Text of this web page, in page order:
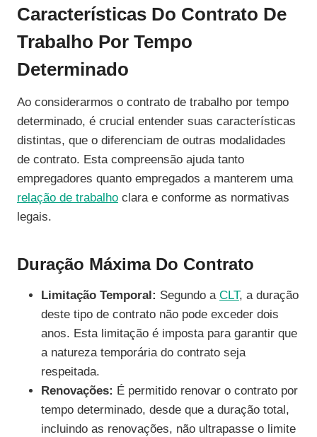
Características Do Contrato De
Trabalho Por Tempo
Determinado
Ao considerarmos o contrato de trabalho por tempo
determinado, é crucial entender suas características
distintas, que o diferenciam de outras modalidades
de contrato. Esta compreensão ajuda tanto
empregadores quanto empregados a manterem uma
relação de trabalho clara e conforme as normativas
legais.
Duração Máxima Do Contrato
Limitação Temporal: Segundo a CLT, a duração
deste tipo de contrato não pode exceder dois
anos. Esta limitação é imposta para garantir que
a natureza temporária do contrato seja
respeitada.
Renovações: É permitido renovar o contrato por
tempo determinado, desde que a duração total,
incluindo as renovações, não ultrapasse o limite